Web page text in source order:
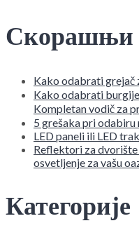
Скорашњи
Kako odabrati grejač
Kako odabrati
Kompletan vodič za
5 grešaka pri
LED paneli ili LED
Reflektori za
osvetljenje za vašu
Категорије